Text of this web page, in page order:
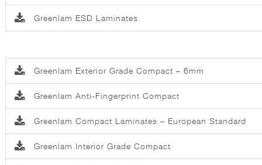
Greenlam ESD Laminates
Greenlam Exterior Grade Compact – 6mm
Greenlam Anti-Fingerprint Compact
Greenlam Compact Laminates – European Standard
Greenlam Interior Grade Compact